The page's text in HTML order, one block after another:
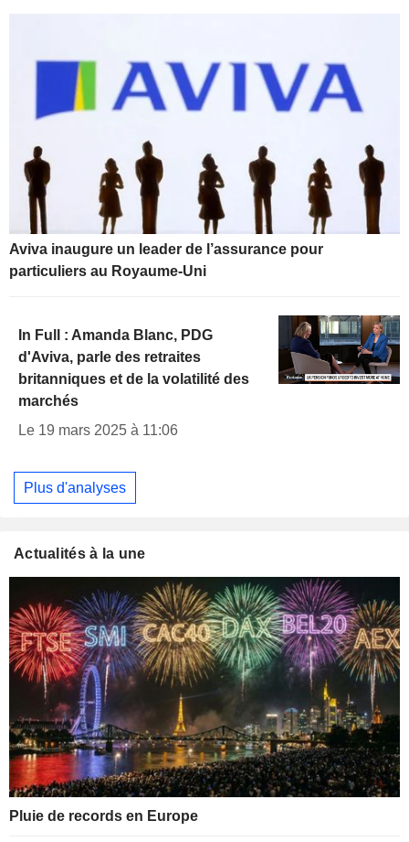
Aviva inaugure un leader de l’assurance pour
particuliers au Royaume-Uni
In Full : Amanda Blanc, PDG
d'Aviva, parle des retraites
britanniques et de la volatilité des
marchés
Le 19 mars 2025 à 11:06
Plus d'analyses
Actualités à la une
Pluie de records en Europe